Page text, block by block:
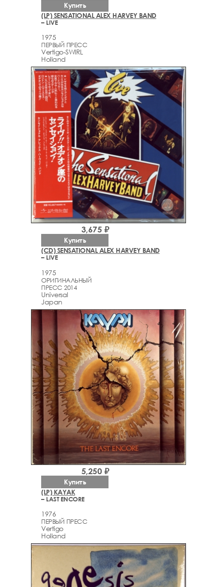
(LP) SENSATIONAL ALEX HARVEY BAND
– LIVE
1975
ПЕРВЫЙ ПРЕСС
Vertigo-SWIRL
Holland
Купить
(CD) SENSATIONAL ALEX HARVEY BAND
– LIVE
1975
ОРИГИНАЛЬНЫЙ
ПРЕСС 2014
Universal
Japan
3,675 ₽
Купить
(LP) KAYAK
– LAST ENCORE
1976
ПЕРВЫЙ ПРЕСС
Vertigo
Holland
5,250 ₽
Купить